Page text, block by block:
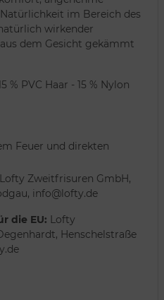
im Bereich des
wirkender
dem Gesicht gekämmt
% PVC Haar - 15 % Nylon
Feuer und direkten
Lofty Zweitfrisuren GmbH,
info@lofty.de
die EU: Lofty
Henschelstraße